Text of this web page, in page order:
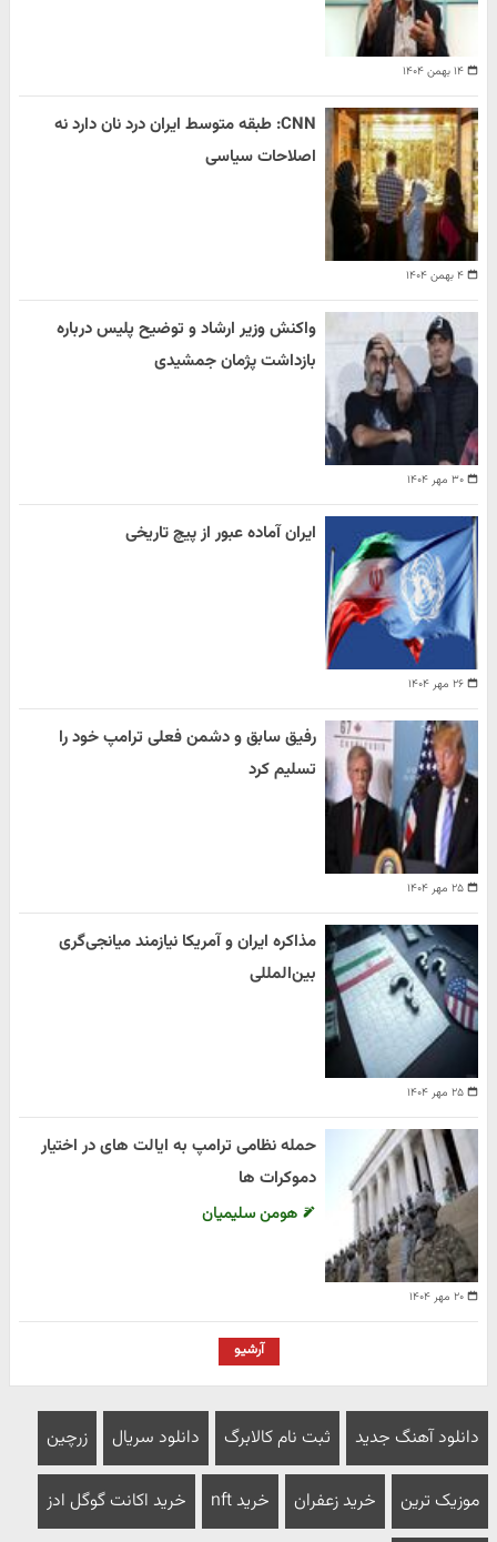
۱۴ بهمن ۱۴۰۴
۴ بهمن ۱۴۰۴
CNN: طبقه متوسط ایران درد نان دارد نه
اصلاحات سیاسی
۳۰ مهر ۱۴۰۴
واکنش وزیر ارشاد و توضیح پلیس درباره
بازداشت پژمان جمشیدی
۲۶ مهر ۱۴۰۴
ایران آماده عبور از پیچ تاریخی
۲۵ مهر ۱۴۰۴
رفیق سابق و دشمن فعلی ترامپ خود را
تسلیم کرد
۲۵ مهر ۱۴۰۴
مذاکره ایران و آمریکا نیازمند میانجی‌گری
بین‌المللی
۲۰ مهر ۱۴۰۴
حمله نظامی ترامپ به ایالت های در اختیار
دموکرات ها
هومن سلیمیان
آرشیو
دانلود آهنگ جدید ثبت نام کالابرگ دانلود سریال زرچین
موزیک ترین خرید زعفران خرید nft خرید اکانت گوگل ادز